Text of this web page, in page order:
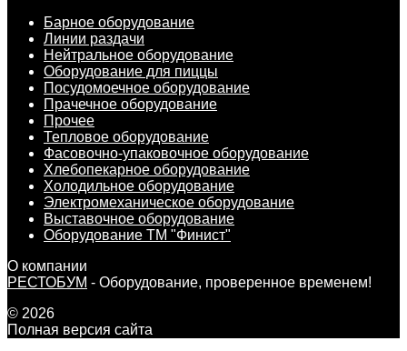
Барное оборудование
Линии раздачи
Нейтральное оборудование
Оборудование для пиццы
Посудомоечное оборудование
Прачечное оборудование
Прочее
Тепловое оборудование
Фасовочно-упаковочное оборудование
Хлебопекарное оборудование
Холодильное оборудование
Электромеханическое оборудование
Выставочное оборудование
Оборудование ТМ "Финист"
О компании
РЕСТОБУМ - Оборудование, проверенное временем!
© 2026
Полная версия сайта